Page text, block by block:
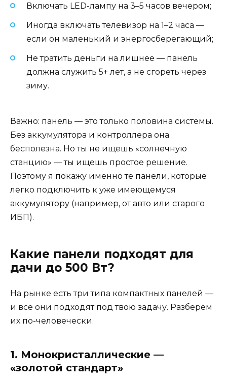
Включать LED-лампу на 3–5 часов вечером;
Иногда включать телевизор на 1–2 часа —
если он маленький и энергосберегающий;
Не тратить деньги на лишнее — панель
должна служить 5+ лет, а не сгореть через
зиму.
Важно: панель — это только половина системы.
Без аккумулятора и контроллера она
бесполезна. Но ты не ищешь «солнечную
станцию» — ты ищешь простое решение.
Поэтому я покажу именно те панели, которые
легко подключить к уже имеющемуся
аккумулятору (например, от авто или старого
ИБП).
Какие панели подходят для
дачи до 500 Вт?
На рынке есть три типа компактных панелей —
и все они подходят под твою задачу. Разберём
их по-человечески.
1. Монокристаллические —
«золотой стандарт»